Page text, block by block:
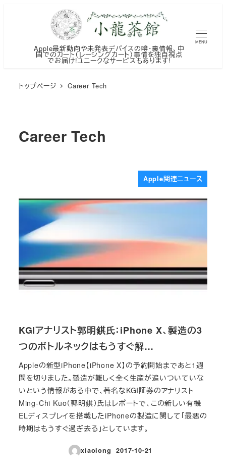
Apple最新動向や未発表デバイスの噂・裏情報、中
国でのカート（レーシングカート）事情を独自視点
でお届け!ユニークなサービスもあります!
MENU
トップページ Career Tech
Career Tech
Apple関連ニュース
KGIアナリスト郭明錤氏：iPhone X、製造の3
つのボトルネックはもうすぐ解…
Appleの新型iPhone【iPhone X】の予約開始まであと1週
間を切りました。製造が難しく全く生産が追いついていな
いという情報がある中で、著名なKGI証券のアナリスト
Ming-Chi Kuo（郭明錤）氏はレポートで、この新しい有機
ELディスプレイを搭載したiPhoneの製造に関して「最悪の
時期はもうすぐ過ぎ去る」としています。
xiaolong
投稿日
2017-10-21